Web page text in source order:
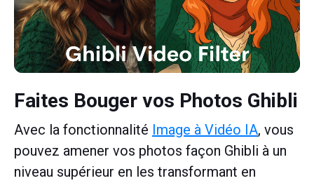
Faites Bouger vos Photos Ghibli
Avec la fonctionnalité Image à Vidéo IA, vous
pouvez amener vos photos façon Ghibli à un
niveau supérieur en les transformant en